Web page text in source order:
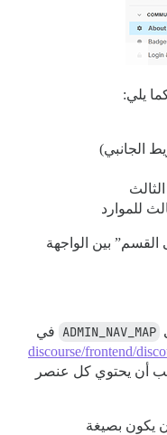
يلي:
الجانبي)
للموارد
القسم” بين الواجهة
ADMIN_NAV_MAP في
discourse/frontend/
أن يحتوي كل عنصر
يكون بصيغة